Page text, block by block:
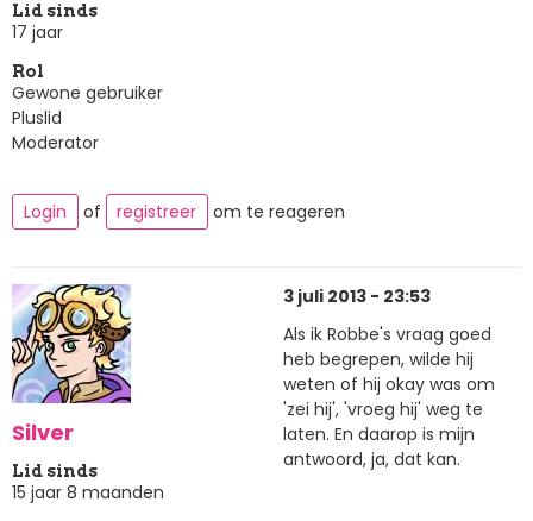
Lid sinds
17 jaar
Rol
Gewone gebruiker
Pluslid
Moderator
Login of registreer om te reageren
Silver
Lid sinds
15 jaar 8 maanden
3 juli 2013 - 23:53
Als ik Robbe's vraag goed
heb begrepen, wilde hij
weten of hij okay was om
'zei hij', 'vroeg hij' weg te
laten. En daarop is mijn
antwoord, ja, dat kan.